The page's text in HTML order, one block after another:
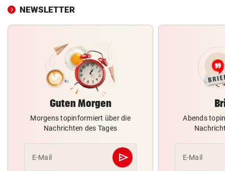
NEWSLETTER
Guten Morgen
Morgens topinformiert über die
Nachrichten des Tages
E-Mail send
Abschicken
Abends
E-Mail